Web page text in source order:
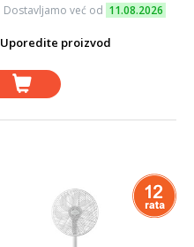
Dostavljamo već od 11.08.2026
Uporedite proizvod